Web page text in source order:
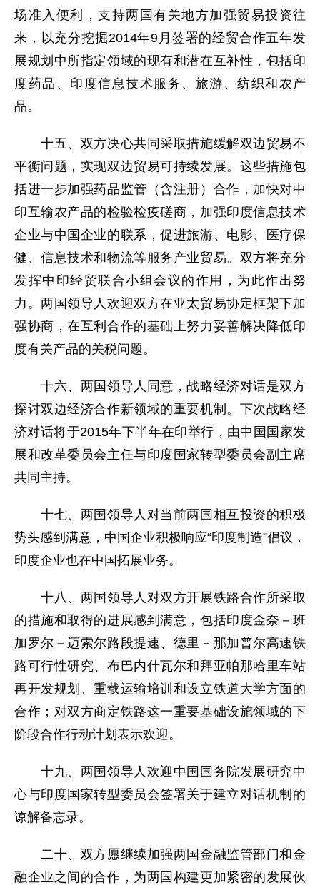
场准入便利，支持两国有关地方加强贸易投资往
来，以充分挖掘2014年9月签署的经贸合作五年发
展规划中所指定领域的现有和潜在互补性，包括印
度药品、印度信息技术服务、旅游、纺织和农产
品。
十五、双方决心共同采取措施缓解双边贸易不
平衡问题，实现双边贸易可持续发展。这些措施包
括进一步加强药品监管（含注册）合作，加快对中
印互输农产品的检验检疫磋商，加强印度信息技术
企业与中国企业的联系，促进旅游、电影、医疗保
健、信息技术和物流等服务产业贸易。双方将充分
发挥中印经贸联合小组会议的作用，为此作出努
力。两国领导人欢迎双方在亚太贸易协定框架下加
强协商，在互利合作的基础上努力妥善解决降低印
度有关产品的关税问题。
十六、两国领导人同意，战略经济对话是双方
探讨双边经济合作新领域的重要机制。下次战略经
济对话将于2015年下半年在印举行，由中国国家发
展和改革委员会主任与印度国家转型委员会副主席
共同主持。
十七、两国领导人对当前两国相互投资的积极
势头感到满意，中国企业积极响应“印度制造”倡议，
印度企业也在中国拓展业务。
十八、两国领导人对双方开展铁路合作所采取
的措施和取得的进展感到满意，包括印度金奈－班
加罗尔－迈索尔路段提速、德里－那加普尔高速铁
路可行性研究、布巴内什瓦尔和拜亚帕那哈里车站
再开发规划、重载运输培训和设立铁道大学方面的
合作；对双方商定铁路这一重要基础设施领域的下
阶段合作行动计划表示欢迎。
十九、两国领导人欢迎中国国务院发展研究中
心与印度国家转型委员会签署关于建立对话机制的
谅解备忘录。
二十、双方愿继续加强两国金融监管部门和金
融企业之间的合作，为两国构建更加紧密的发展伙